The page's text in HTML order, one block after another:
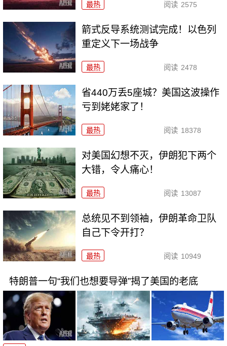
最热 阅读 2575
箭式反导系统测试完成！以色列
重定义下一场战争
最热 阅读 2478
省440万丢5座城？美国这波操作
亏到姥姥家了！
最热 阅读 18378
对美国幻想不灭，伊朗犯下两个
大错，令人痛心！
最热 阅读 13087
总统见不到领袖，伊朗革命卫队
自己下令开打？
最热 阅读 10949
特朗普一句“我们也想要导弹”揭了美国的老底